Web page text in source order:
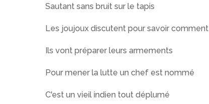
Sautant sans bruit sur le tapis
Les joujoux discutent pour savoir comment
Ils vont préparer leurs armements
Pour mener la lutte un chef est nommé
C'est un vieil indien tout déplumé